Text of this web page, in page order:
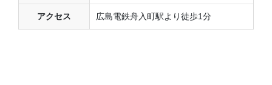
アクセス 広島電鉄舟入町駅より徒歩1分